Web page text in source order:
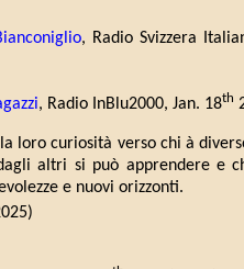
, Radio Svizzera
, Radio InBlu2000, Jan. 18th
loro curiosità verso chi à
altri si può apprendere e
e nuovi orizzonti.